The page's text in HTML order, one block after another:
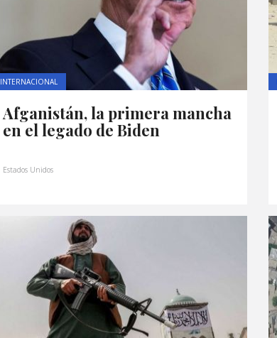
INTERNACIONAL
Afganistán, la primera mancha
en el legado de Biden
Estados Unidos